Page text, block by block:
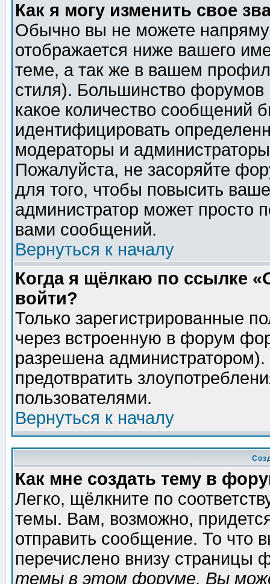
Как я могу изменить свое
Обычно вы не можете
отображается ниже вашего
теме, а так же в вашем
стиля). Большинство форумов
какое количество сообщений
идентифицировать
модераторы и
Пожалуйста, не засоряйте
для того, чтобы повысить
администратор может просто
вами сообщений.
Вернуться к началу
Когда я щёлкаю по ссылке
войти?
Только зарегистрированные
через встроенную в форум
разрешена
предотвратить
пользователями.
Вернуться к началу
Как мне создать тему в
Легко, щёлкните по
темы. Вам, возможно,
отправить сообщение. То что
перечислено внизу страницы
темы в этом форуме, Вы